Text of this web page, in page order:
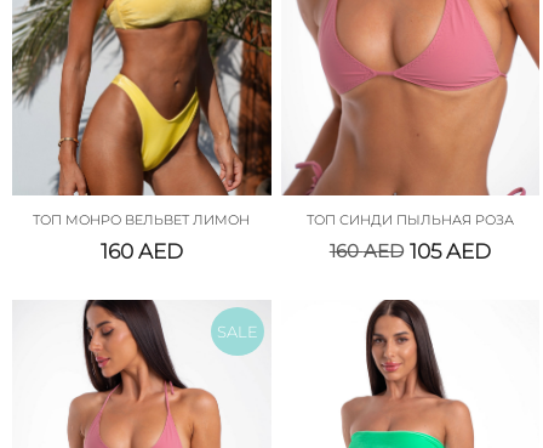
ТОП МОНРО ВЕЛЬВЕТ ЛИМОН
160 AED
ТОП СИНДИ ПЫЛЬНАЯ РОЗА
160AED 105AED
SALE